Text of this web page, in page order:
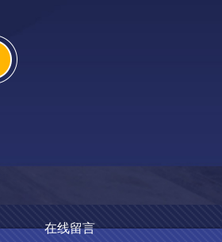
在线留言